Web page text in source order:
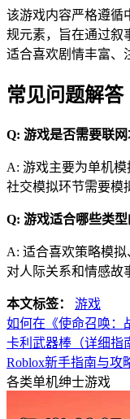
该游戏内容严格遵循
规元素，旨在通过叙
适合喜欢剧情丰富、
常见问题解答
Q: 游戏是否需要联网
A: 游戏主要为单机
社交模拟环节需要模
Q: 游戏适合哪些类型
A: 适合喜欢策略模
对人际关系和情感故
本文标签：
游戏
如何在《使命召唤：
卡利武器棒（详细指
Roblox新手指南与攻
各类单机绅士游戏